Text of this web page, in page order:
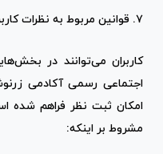
۷. قوانین مربوط به نظرات کاربران
کاربران می‌توانند در
اجتماعی رسمی آکادمی
امکان ثبت نظر فراهم شده
مشروط بر اینکه: